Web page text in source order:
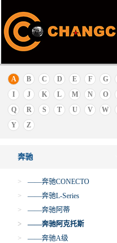
A B C D E F G
I
J K L M N O
Q
R S T U V W
Y
Z
北京
保时捷
别克
本田
宝骏
宝马
宝腾
奔腾
奔驰
>
——奔驰CONECTO
>
——奔驰L-Series
>
——奔驰阿蒂
>
——奔驰阿克托斯
>
——奔驰A级